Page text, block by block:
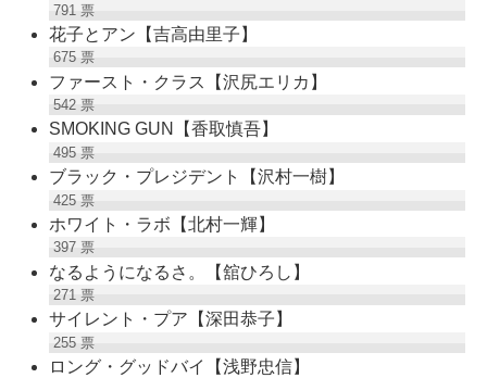
791票
花子とアン【吉高由里子】
675票
ファースト・クラス【沢尻エリカ】
542票
SMOKING GUN【香取慎吾】
495票
ブラック・プレジデント【沢村一樹】
425票
ホワイト・ラボ【北村一輝】
397票
なるようになるさ。【舘ひろし】
271票
サイレント・プア【深田恭子】
255票
ロング・グッドバイ【浅野忠信】